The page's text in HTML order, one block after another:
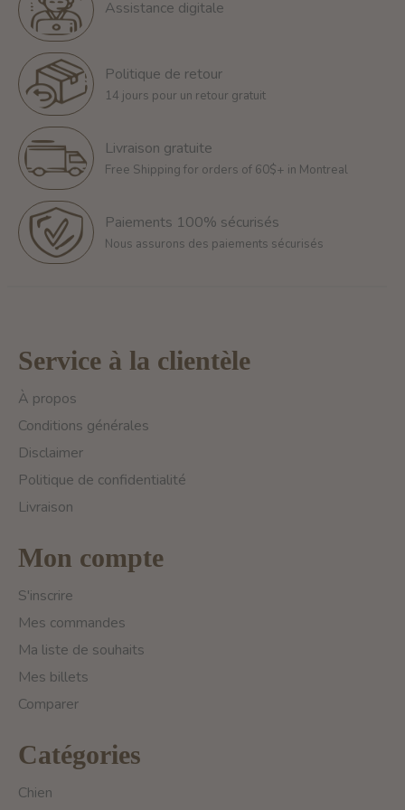
Assistance digitale
Politique de retour
14 jours pour un retour gratuit
Livraison gratuite
Free Shipping for orders of 60$+ in Montreal
Paiements 100% sécurisés
Nous assurons des paiements sécurisés
Service à la clientèle
À propos
Conditions générales
Disclaimer
Politique de confidentialité
Livraison
Mon compte
S'inscrire
Mes commandes
Ma liste de souhaits
Mes billets
Comparer
Catégories
Chien